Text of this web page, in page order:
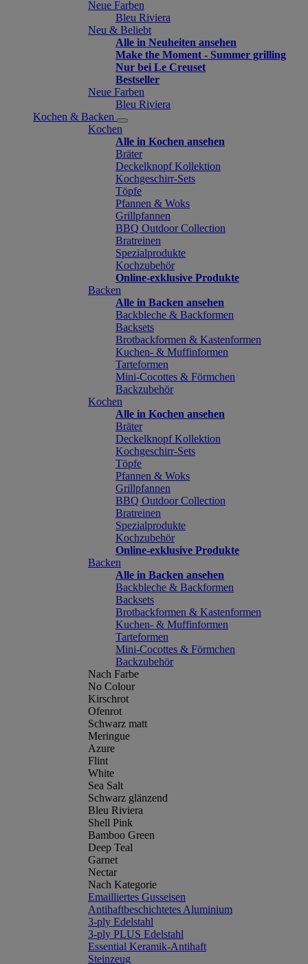
Neue Farben
Bleu Riviera
Neu & Beliebt
Alle in Neuheiten ansehen
Make the Moment - Summer grilling
Nur bei Le Creuset
Bestseller
Neue Farben
Bleu Riviera
Kochen & Backen
Kochen
Alle in Kochen ansehen
Bräter
Deckelknopf Kollektion
Kochgeschirr-Sets
Töpfe
Pfannen & Woks
Grillpfannen
BBQ Outdoor Collection
Bratreinen
Spezialprodukte
Kochzubehör
Online-exklusive Produkte
Backen
Alle in Backen ansehen
Backbleche & Backformen
Backsets
Brotbackformen & Kastenformen
Kuchen- & Muffinformen
Tarteformen
Mini-Cocottes & Förmchen
Backzubehör
Kochen
Alle in Kochen ansehen
Bräter
Deckelknopf Kollektion
Kochgeschirr-Sets
Töpfe
Pfannen & Woks
Grillpfannen
BBQ Outdoor Collection
Bratreinen
Spezialprodukte
Kochzubehör
Online-exklusive Produkte
Backen
Alle in Backen ansehen
Backbleche & Backformen
Backsets
Brotbackformen & Kastenformen
Kuchen- & Muffinformen
Tarteformen
Mini-Cocottes & Förmchen
Backzubehör
Nach Farbe
No Colour
Kirschrot
Ofenrot
Schwarz matt
Meringue
Azure
Flint
White
Sea Salt
Schwarz glänzend
Bleu Riviera
Shell Pink
Bamboo Green
Deep Teal
Garnet
Nectar
Nach Kategorie
Emailliertes Gusseisen
Antihaftbeschichtetes Aluminium
3-ply Edelstahl
3-ply PLUS Edelstahl
Essential Keramik-Antihaft
Steinzeug